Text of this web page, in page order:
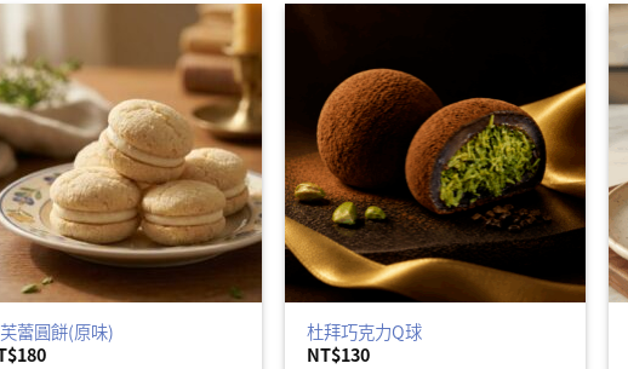
蕾圓餅(原味)
180
杜拜巧克力Q球
NT$130